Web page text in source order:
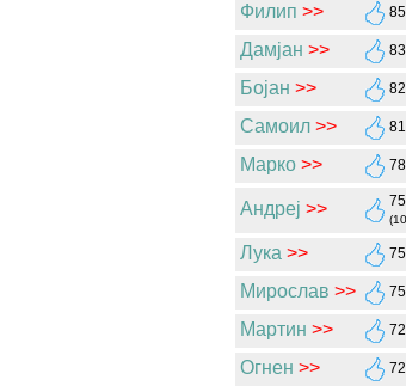
Филип >>
Дамјан >>
Бојан >>
Самоил >>
Марко >>
Андреј >>
Лука >>
Мирослав >>
Мартин >>
Огнен >>